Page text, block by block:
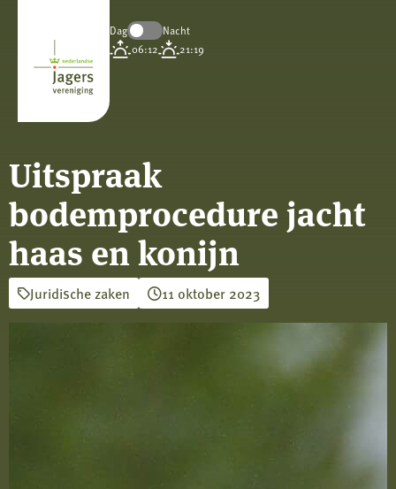
Koninklijke
Nederlandse
Jagersvereniging
Dag
Nacht
06:12
21:19
Uitspraak
bodemprocedure jacht
haas en konijn
Juridische zaken 11 oktober 2023